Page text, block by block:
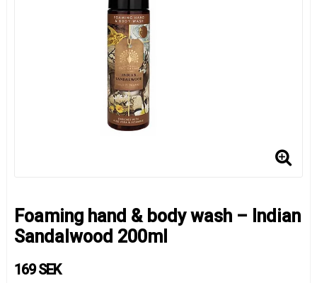
Foaming hand & body wash – Indian
Sandalwood 200ml
169 SEK